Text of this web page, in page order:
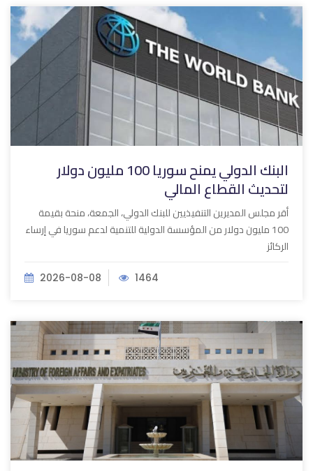
البنك الدولي يمنح سوريا 100 مليون دولار
لتحديث القطاع المالي
أقر مجلس المديرين التنفيذيين للبنك الدولي، الجمعة، منحة بقيمة
100 مليون دولار من المؤسسة الدولية للتنمية لدعم سوريا في إرساء
الركائز
2026-08-08 1464